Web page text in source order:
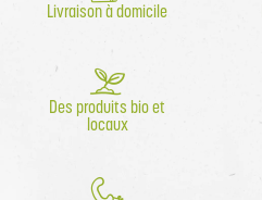
Livraison à domicile
Des produits bio et
locaux